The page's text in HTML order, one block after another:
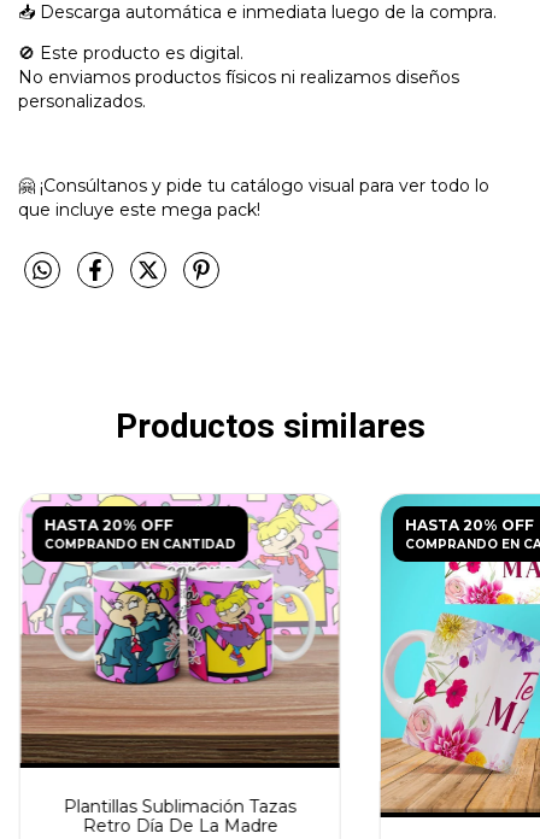
📥 Descarga automática e inmediata luego de la compra.
🚫 Este producto es digital.
No enviamos productos físicos ni realizamos diseños
personalizados.
🤗 ¡Consúltanos y pide tu catálogo visual para ver todo lo
que incluye este mega pack!
Productos similares
HASTA 20% OFF
COMPRANDO EN CANTIDAD
Plantillas Sublimación Tazas
Retro Día De La Madre
HASTA 20% OFF
COMPRANDO EN